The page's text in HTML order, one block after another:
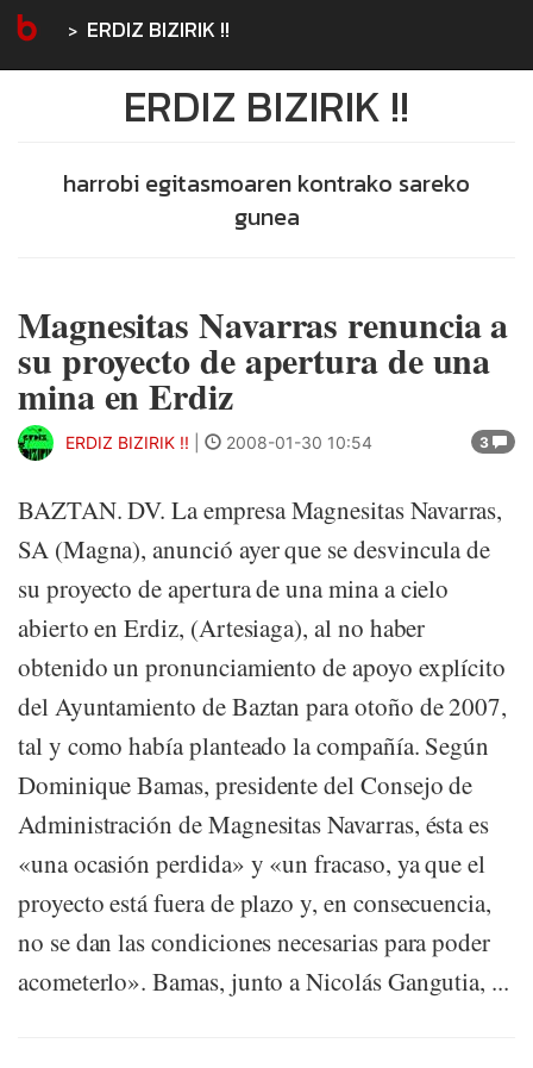
ERDIZ BIZIRIK !!
ERDIZ BIZIRIK !!
harrobi egitasmoaren kontrako sareko
gunea
Magnesitas Navarras renuncia a
su proyecto de apertura de una
mina en Erdiz
3
ERDIZ BIZIRIK !! 2008-01-30 10:54
BAZTAN. DV. La empresa Magnesitas Navarras,
SA (Magna), anunció ayer que se desvincula de
su proyecto de apertura de una mina a cielo
abierto en Erdiz, (Artesiaga), al no haber
obtenido un pronunciamiento de apoyo explícito
del Ayuntamiento de Baztan para otoño de 2007,
tal y como había planteado la compañía. Según
Dominique Bamas, presidente del Consejo de
Administración de Magnesitas Navarras, ésta es
«una ocasión perdida» y «un fracaso, ya que el
proyecto está fuera de plazo y, en consecuencia,
no se dan las condiciones necesarias para poder
acometerlo». Bamas, junto a Nicolás Gangutia, ...